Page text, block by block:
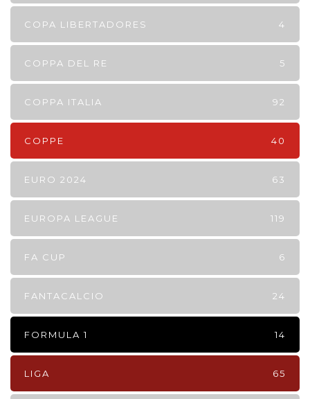
COPA LIBERTADORES 4
COPPA DEL RE 5
COPPA ITALIA 92
COPPE 40
EURO 2024 63
EUROPA LEAGUE 119
FA CUP 6
FANTACALCIO 24
FORMULA 1 14
LIGA 65